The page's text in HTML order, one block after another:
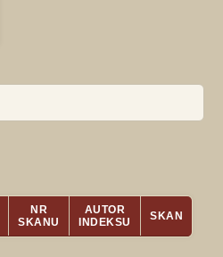
NR
SKANU
AUTOR
INDEKSU
SKAN